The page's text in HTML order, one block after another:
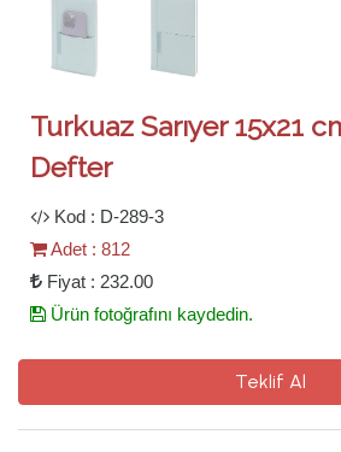
Turkuaz Sarıyer 15x21
Defter
Kod : D-289-3
Adet : 812
Fiyat : 232.00
Ürün fotoğrafını kaydedin.
Teklif Al